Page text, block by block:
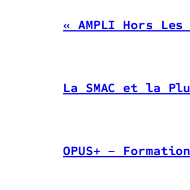
« AMPLI Hors Les
La SMAC et la
OPUS+ –